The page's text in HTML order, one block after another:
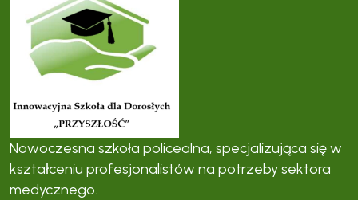
Nowoczesna szkoła policealna, specjalizująca się w
kształceniu profesjonalistów na potrzeby sektora
medycznego.